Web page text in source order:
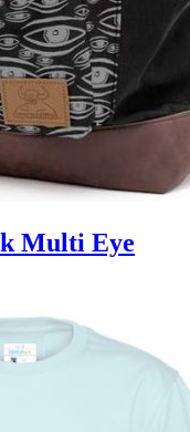
Multi Eye